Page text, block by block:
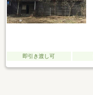
即引き渡し可